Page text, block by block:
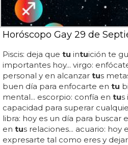
Horóscopo Gay 29 de
Piscis: deja que tu intuición te
importantes hoy... virgo:
personal y en alcanzar tus
buen día para enfocarte en tu
mental... escorpio: confía en tus
capacidad para superar
libra: hoy es un día para buscar
en tus relaciones... acuario:
expresarte tal como eres y